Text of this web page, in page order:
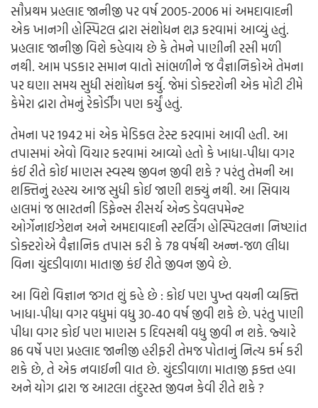
સૌપ્રથમ પ્રહલાદ જાનીજી પર વર્ષ 2005-2006 માં અમદાવાદની
એક ખાનગી હોસ્પિટલ દ્રારા સંશોધન શરૂ કરવામાં આવ્યું હતું.
પ્રહલાદ જાનીજી વિશે કહેવાય છે કે તેમને પાણીની રસી મળી
નથી. આમ પડકાર સમાન વાતો સાંભળીને જ વૈજ્ઞાનિકોએ તેમના
પર ઘણા સમય સુધી સંશોધન કર્યુ. જેમાં ડોક્ટરોની એક મોટી ટીમે
કેમેરા દ્રારા તેમનું રેકોર્ડીંગ પણ કર્યું હતું.
તેમના પર 1942 માં એક મેડિકલ ટેસ્ટ કરવામાં આવી હતી. આ
તપાસમાં એવો વિચાર કરવામાં આવ્યો હતો કે ખાધા-પીધા વગર
કંઈ રીતે કોઈ માણસ સ્વસ્થ જીવન જીવી શકે ? પરંતુ તેમની આ
શક્તિનું રહસ્ય આજ સુધી કોઈ જાણી શક્યું નથી. આ સિવાય
હાલમાં જ ભારતની ડિફેન્સ રીસર્ચ એન્ડ ડેવલપમેન્ટ
ઓર્ગેનાઈઝેશન અને અમદાવાદની સ્ટર્લિંગ હોસ્પિટલના નિષ્ણાંત
ડોક્ટરોએ વૈજ્ઞાનિક તપાસ કરી કે 78 વર્ષથી અન્ન-જળ લીધા
વિના ચુંદડીવાળા માતાજી કંઈ રીતે જીવન જીવે છે.
આ વિશે વિજ્ઞાન જગત શું કહે છે : કોઈ પણ પુખ્ત વયની વ્યક્તિ
ખાધા-પીધા વગર વધુમાં વધુ 30-40 વર્ષ જીવી શકે છે. પરંતુ પાણી
પીધા વગર કોઈ પણ માણસ 5 દિવસથી વધુ જીવી ન શકે. જ્યારે
86 વર્ષે પણ પ્રહલાદ જાનીજી હરીફરી તેમજ પોતાનું નિત્ય કર્મ કરી
શકે છે, તે એક નવાઈની વાત છે. ચુંદડીવાળા માતાજી ફક્ત હવા
અને યોગ દ્રારા જ આટલા તંદુરસ્ત જીવન કેવી રીતે શકે ?